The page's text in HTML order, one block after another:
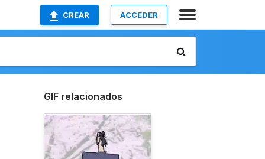
CREAR ACCEDER
GIF relacionados